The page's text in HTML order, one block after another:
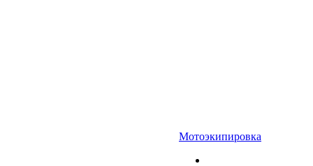
Мотоэкипировка